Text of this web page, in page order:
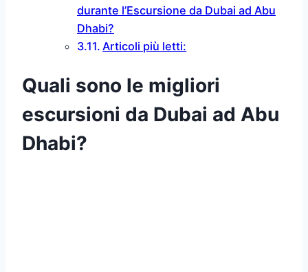
durante l’Escursione da Dubai ad Abu
Dhabi?
Articoli più letti:
Quali sono le migliori
escursioni da Dubai ad Abu
Dhabi?